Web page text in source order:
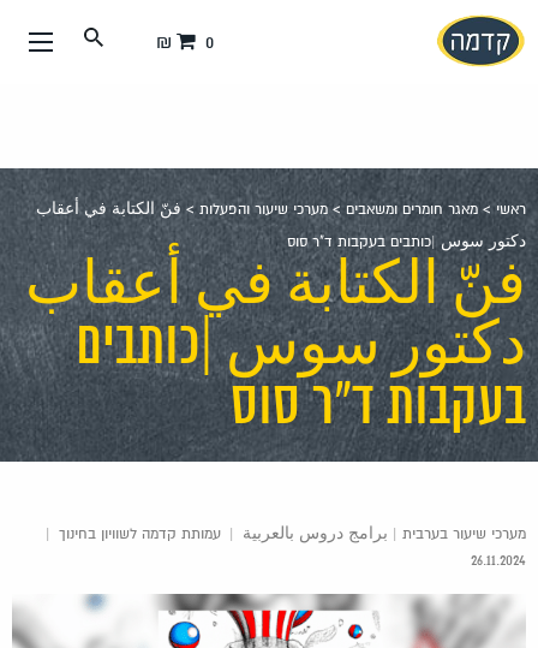
עבור
אל
0 ₪
ראשי> מאגר חומרים ומשאבים > מערכי שיעור והפעלות > فنّ الكتابة في أعقاب
دكتور سوس |כותבים בעקבות ד"ר סוס
فنّ الكتابة في أعقاب
دكتور سوس |כותבים
בעקבות ד"ר סוס
מערכי שיעור בערבית | برامج دروس بالعربية | עמותת קדמה לשוויון בחינוך |
26.11.2024